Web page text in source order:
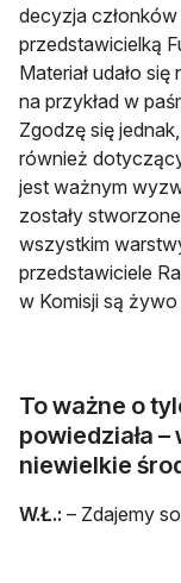
decyzja
przedstawicielką
Materiał udało
na przykład w
Zgodzę się
również
jest ważnym
zostały
wszystkim
przedstawiciele
w Komisji są
To ważne o
powiedziała
niewielkie
W.Ł.: – Zdajemy